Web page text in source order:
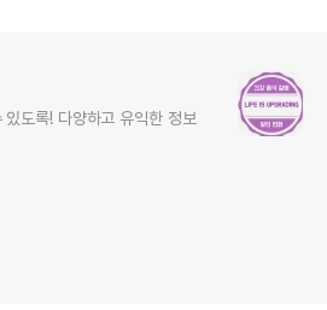
도록! 다양하고 유익한 정보